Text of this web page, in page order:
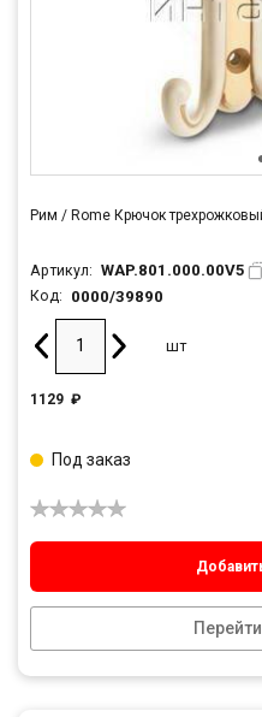
Рим / Rome Крючок
Артикул: WAP.801.000.00V5
Код: 0000/39890
шт
1129 ₽
Под заказ